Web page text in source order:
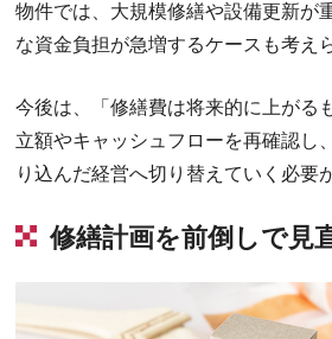
物件では、大規模修繕や設備更新が
な資金負担が急増するケースも考え
今後は、「修繕費は将来的に上がる
立額やキャッシュフローを再確認し
り込んだ経営へ切り替えていく必要
修繕計画を前倒しで見